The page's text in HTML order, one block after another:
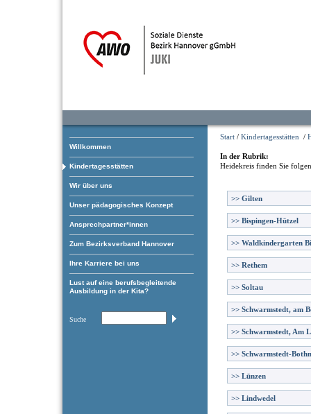
Willkommen
Kindertagesstätten
Wir über uns
Unser pädagogisches Konzept
Ansprechpartner*innen
Zum Bezirksverband Hannover
Ihre Karriere bei uns
Lust auf eine berufsbegleitende
Ausbildung in der Kita?
Suche
Start / Kindertagesstätten /
In der Rubrik:
Heidekreis finden Sie
>> Gilten
>> Bispingen-Hützel
>> Waldkindergarten
>> Rethem
>> Soltau
>> Schwarmstedt, am
>> Schwarmstedt, Am
>> Schwarmstedt-
>> Lünzen
>> Lindwedel